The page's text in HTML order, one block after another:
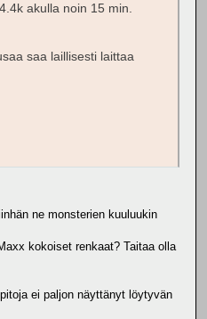
akulla noin 15 min.
saa laillisesti laittaa
ne monsterien kuuluukin
kokoiset renkaat? Taitaa olla
ei paljon näyttänyt löytyvän